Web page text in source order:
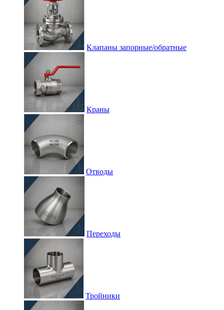
Клапаны запорные/обратные
Краны
Отводы
Переходы
Тройники